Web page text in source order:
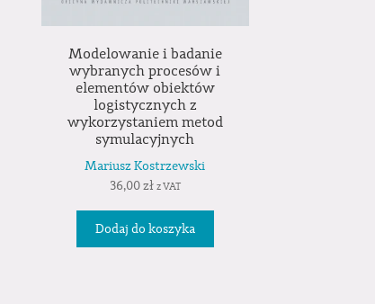
Modelowanie i badanie
wybranych procesów i
elementów obiektów
logistycznych z
wykorzystaniem metod
symulacyjnych
Mariusz Kostrzewski
36,00zł z VAT
Dodaj do koszyka